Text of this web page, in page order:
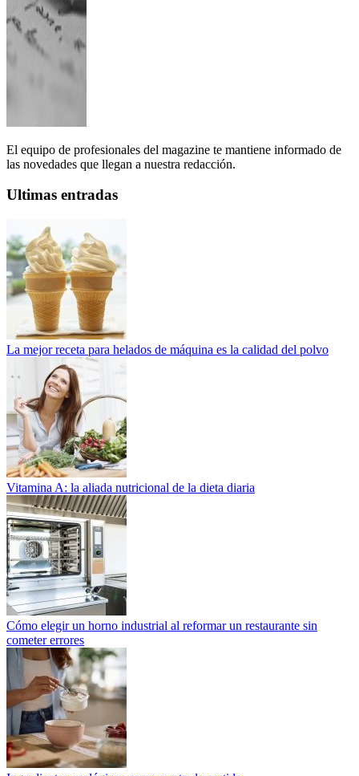
El equipo de profesionales del magazine te mantiene informado de
las novedades que llegan a nuestra redacción.
Ultimas entradas
La mejor receta para helados de máquina es la calidad del polvo
Vitamina A: la aliada nutricional de la dieta diaria
Cómo elegir un horno industrial al reformar un restaurante sin
cometer errores